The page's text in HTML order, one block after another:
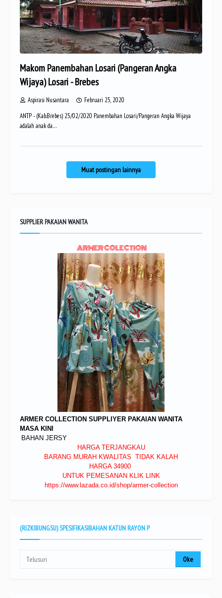
Makom Panembahan Losari (Pangeran Angka
Wijaya) Losari - Brebes
Aspirasi Nusantara
Februari 25, 2020
ANTP - (Kab.Brebes) 25/02/2020 Panembahan Losari/Pangeran Angka Wijaya
adalah anak da…
Muat postingan lainnya
SUPPLIER PAKAIAN WANITA
ARMER COLECTION
ARMER COLLECTION SUPPLIYER PAKAIAN WANITA
MASA KINI
BAHAN JERSY
HARGA TERJANGKAU
BARANG MURAH KWALITAS TIDAK KALAH
HARGA 34900
UNTUK PEMESANAN KLIK LINK
https://www.lazada.co.id/shop/armer-collection
(RIZKIBUNGSU) SPESIFIKASIBAHAN KATUN RAYON P